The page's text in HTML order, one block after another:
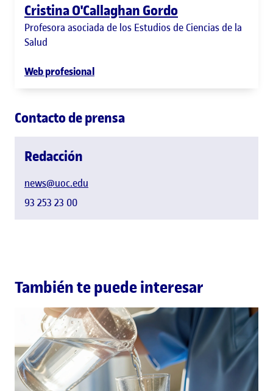
Cristina O'Callaghan Gordo
Profesora asociada de los Estudios de Ciencias de la
Salud
Web profesional
Contacto de prensa
Redacción
news@uoc.edu
93 253 23 00
También te puede interesar